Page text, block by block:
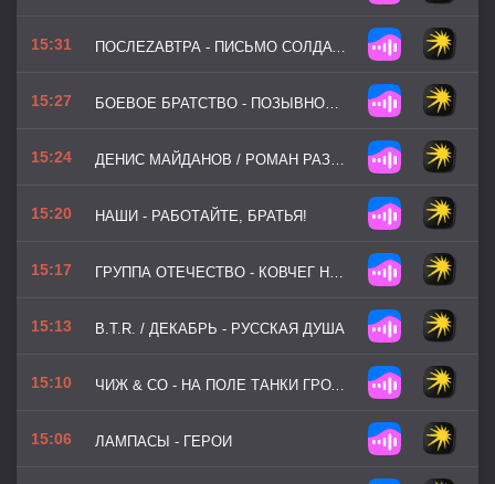
15:31 ПОСЛЕZАВТРА - ПИСЬМО СОЛДАТУ
15:27 БОЕВОЕ БРАТСТВО - ПОЗЫВНОЙ Z
15:24 ДЕНИС МАЙДАНОВ / РОМАН РАЗУМ - ПОБЕДА ЗА НАМИ!
15:20 НАШИ - РАБОТАЙТЕ, БРАТЬЯ!
15:17 ГРУППА ОТЕЧЕСТВО - КОВЧЕГ НА НЕБО
15:13 B.T.R. / ДЕКАБРЬ - РУССКАЯ ДУША
15:10 ЧИЖ & CO - НА ПОЛЕ ТАНКИ ГРОХОТАЛИ
15:06 ЛАМПАСЫ - ГЕРОИ